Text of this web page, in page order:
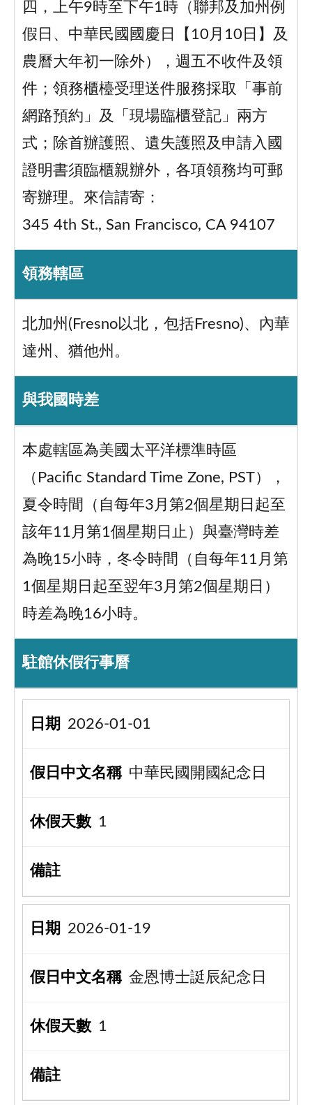
四，上午9時至下午1時（聯邦及加州例
假日、中華民國國慶日【10月10日】及
農曆大年初一除外），週五不收件及領
件；領務櫃檯受理送件服務採取「事前
網路預約」及「現場臨櫃登記」兩方
式；除首辦護照、遺失護照及申請入國
證明書須臨櫃親辦外，各項領務均可郵
寄辦理。來信請寄：
345 4th St., San Francisco, CA 94107
領務轄區
北加州(Fresno以北，包括Fresno)、內華
達州、猶他州。
與我國時差
本處轄區為美國太平洋標準時區
（Pacific Standard Time Zone, PST），
夏令時間（自每年3月第2個星期日起至
該年11月第1個星期日止）與臺灣時差
為晚15小時，冬令時間（自每年11月第
1個星期日起至翌年3月第2個星期日）
時差為晚16小時。
駐館休假行事曆
2026-01-01
中華民國開國紀念日
1
2026-01-19
金恩博士誔辰紀念日
1